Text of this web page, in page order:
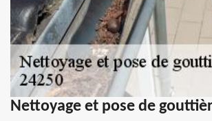
Nettoyage et pose de